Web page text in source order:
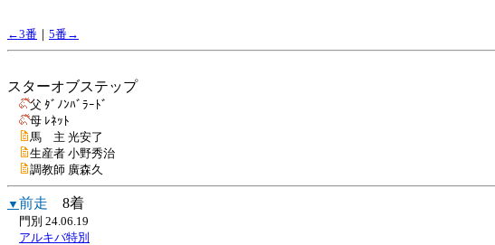
←3番 ｜ 5番→
スターオブステップ
父 ﾀﾞﾉﾝﾊﾞﾗｰﾄﾞ
母 ﾚﾈｯﾄ
馬 主 光安了
生産者 小野秀治
調教師 廣森久
▼ 前走 8着
門別 24.06.19
アルキバ特別